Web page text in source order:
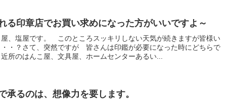
る印章店でお買い求めになった方がいいですよ～
、塩屋です。 このところスッキリしない天気が続きますが皆様い
・？さて、突然ですが 皆さんは印鑑が必要になった時にどちらで
所のはんこ屋、文具屋、ホームセンターあるい...
承るのは、想像力を要します。